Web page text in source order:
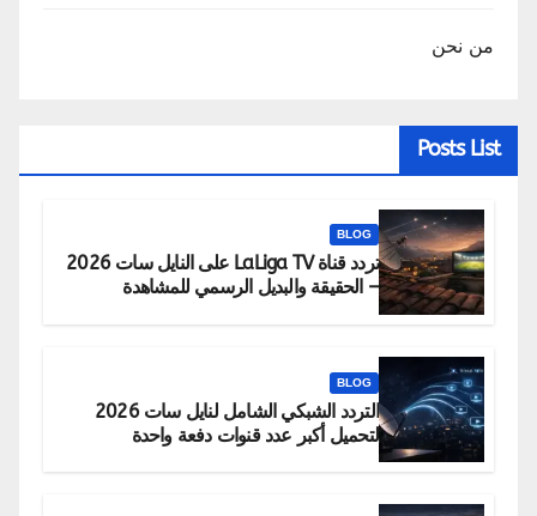
من نحن
Posts List
BLOG
تردد قناة LaLiga TV على النايل سات 2026
– الحقيقة والبديل الرسمي للمشاهدة
BLOG
التردد الشبكي الشامل لنايل سات 2026
لتحميل أكبر عدد قنوات دفعة واحدة